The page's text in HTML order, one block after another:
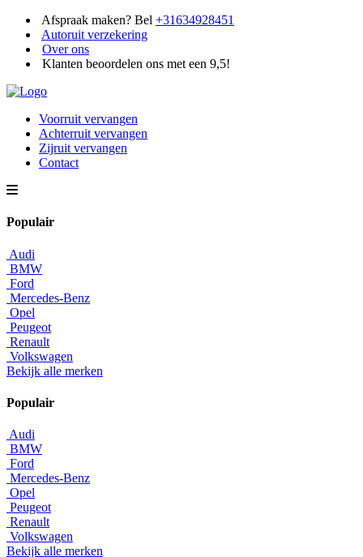
Afspraak maken? Bel +31634928451
Autoruit verzekering
Over ons
Klanten beoordelen ons met een 9,5!
Voorruit vervangen
Achterruit vervangen
Zijruit vervangen
Contact
Populair
Audi
BMW
Ford
Mercedes-Benz
Opel
Peugeot
Renault
Volkswagen
Bekijk alle merken
Populair
Audi
BMW
Ford
Mercedes-Benz
Opel
Peugeot
Renault
Volkswagen
Bekijk alle merken